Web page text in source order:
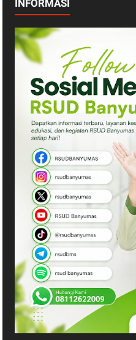
INFORMASI